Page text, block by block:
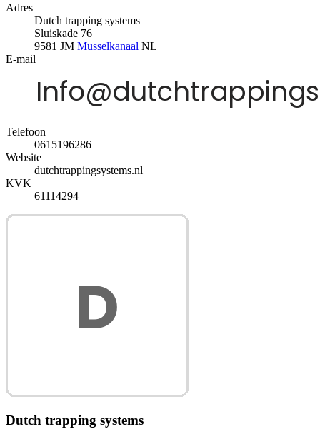
Adres
Dutch trapping systems
Sluiskade 76
9581 JM Musselkanaal NL
E-mail
Telefoon
0615196286
Website
dutchtrappingsystems.nl
KVK
61114294
Dutch trapping systems